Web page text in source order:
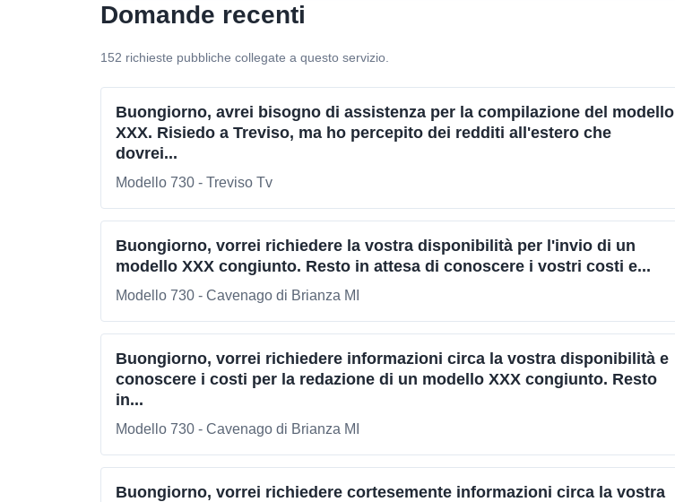
Domande recenti
152 richieste pubbliche collegate a questo servizio.
Buongiorno, avrei bisogno di assistenza per la compilazione del modello
XXX. Risiedo a Treviso, ma ho percepito dei redditi all'estero che
dovrei...
Modello 730 - Treviso Tv
Buongiorno, vorrei richiedere la vostra disponibilità per l'invio di un
modello XXX congiunto. Resto in attesa di conoscere i vostri costi e...
Modello 730 - Cavenago di Brianza MI
Buongiorno, vorrei richiedere informazioni circa la vostra disponibilità e
conoscere i costi per la redazione di un modello XXX congiunto. Resto
in...
Modello 730 - Cavenago di Brianza MI
Buongiorno, vorrei richiedere cortesemente informazioni circa la vostra